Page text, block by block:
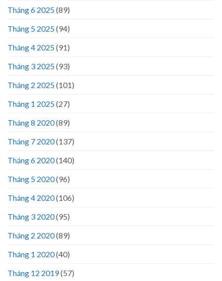
Tháng 6 2025(89)
Tháng 5 2025(94)
Tháng 4 2025(91)
Tháng 3 2025(93)
Tháng 2 2025(101)
Tháng 1 2025(27)
Tháng 8 2020(89)
Tháng 7 2020(137)
Tháng 6 2020(140)
Tháng 5 2020(96)
Tháng 4 2020(106)
Tháng 3 2020(95)
Tháng 2 2020(89)
Tháng 1 2020(40)
Tháng 12 2019(57)